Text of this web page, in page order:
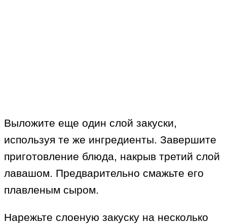
Выложите еще один слой закуски,
используя те же ингредиенты. Завершите
приготовление блюда, накрыв третий слой
лавашом. Предварительно смажьте его
плавленым сыром.
Нарежьте слоеную закуску на несколько